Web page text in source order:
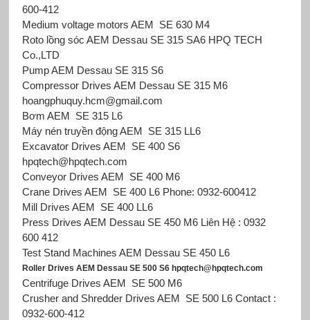
600-412
Medium voltage motors AEM SE 630 M4
Roto lồng sóc AEM Dessau SE 315 SA6 HPQ TECH
Co.,LTD
Pump AEM Dessau SE 315 S6
Compressor Drives AEM Dessau SE 315 M6
hoangphuquy.hcm@gmail.com
Bơm AEM SE 315 L6
Máy nén truyền động AEM SE 315 LL6
Excavator Drives AEM SE 400 S6
hpqtech@hpqtech.com
Conveyor Drives AEM SE 400 M6
Crane Drives AEM SE 400 L6 Phone: 0932-600412
Mill Drives AEM SE 400 LL6
Press Drives AEM Dessau SE 450 M6 Liên Hệ : 0932
600 412
Test Stand Machines AEM Dessau SE 450 L6
Roller Drives AEM Dessau SE 500 S6 hpqtech@hpqtech.com
Centrifuge Drives AEM SE 500 M6
Crusher and Shredder Drives AEM SE 500 L6 Contact :
0932-600-412